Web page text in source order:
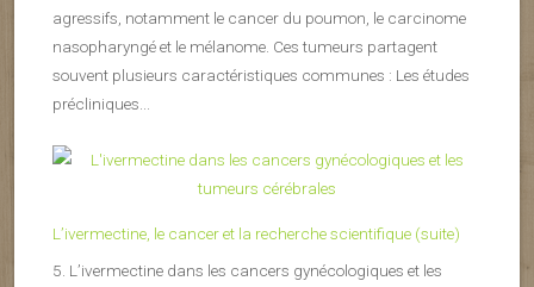
agressifs, notamment le cancer du poumon, le carcinome
nasopharyngé et le mélanome. Ces tumeurs partagent
souvent plusieurs caractéristiques communes : Les études
précliniques...
L’ivermectine, le cancer et la recherche scientifique (suite)
5. L’ivermectine dans les cancers gynécologiques et les